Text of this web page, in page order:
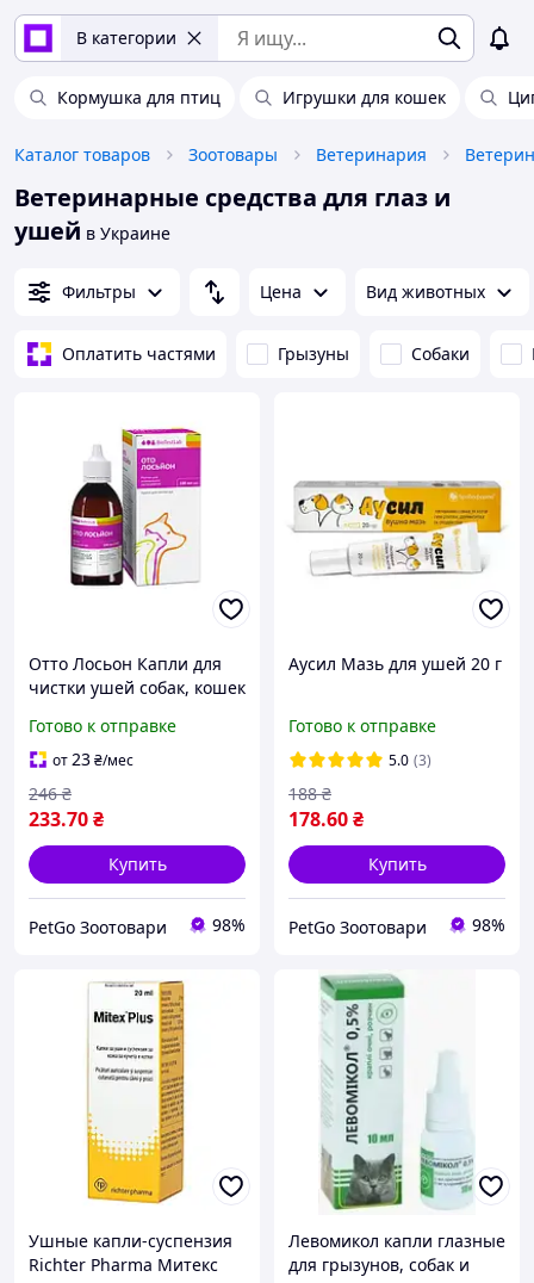
В категории
Кормушка для птиц Игрушки для кошек
Каталог товаров Зоотовары Ветеринария
Ветеринарные средства для глаз и
ушей в Украине
Фильтры Цена Вид животных
Оплатить частями Грызуны Собаки
Отто Лосьон Капли для
чистки ушей собак, кошек
кроликов, 100 мл
Готово к отправке
от23₴/мес
233.70₴
246 ₴
Купить
PetGo Зоотовари 98%
Аусил Мазь для ушей 20 г
Готово к отправке
5.0 (3)
178.60₴
188 ₴
Купить
PetGo Зоотовари 98%
Ушные капли-суспензия
Richter Pharma Митекс
Левомикол капли глазные
для грызунов, собак и